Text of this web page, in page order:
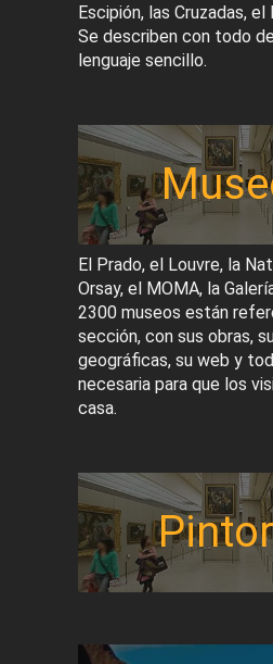
Escipión, las Cruzadas,
Se describen con todo
lenguaje sencillo.
El Prado, el Louvre, la
Orsay, el MOMA, la
2300 museos están
sección, con sus obras,
geográficas, su web y
necesaria para que los
casa.